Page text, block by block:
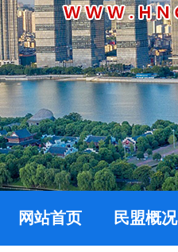
网站首页 民盟概况